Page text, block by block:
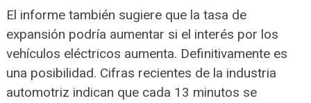
El informe también sugiere que la tasa de
expansión podría aumentar si el interés por los
vehículos eléctricos aumenta. Definitivamente es
una posibilidad. Cifras recientes de la industria
automotriz indican que cada 13 minutos se